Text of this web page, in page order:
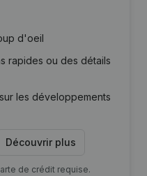
d'oeil
rapides ou des détails
les développements
Découvrir plus
de crédit requise.